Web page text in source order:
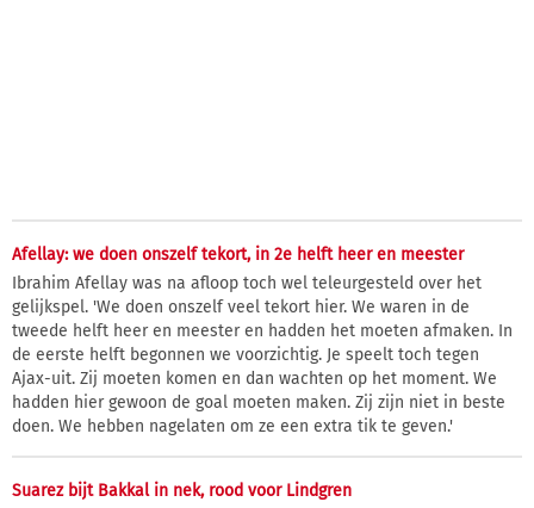
Afellay: we doen onszelf tekort, in 2e helft heer en meester
Ibrahim Afellay was na afloop toch wel teleurgesteld over het
gelijkspel. 'We doen onszelf veel tekort hier. We waren in de
tweede helft heer en meester en hadden het moeten afmaken. In
de eerste helft begonnen we voorzichtig. Je speelt toch tegen
Ajax-uit. Zij moeten komen en dan wachten op het moment. We
hadden hier gewoon de goal moeten maken. Zij zijn niet in beste
doen. We hebben nagelaten om ze een extra tik te geven.'
Suarez bijt Bakkal in nek, rood voor Lindgren